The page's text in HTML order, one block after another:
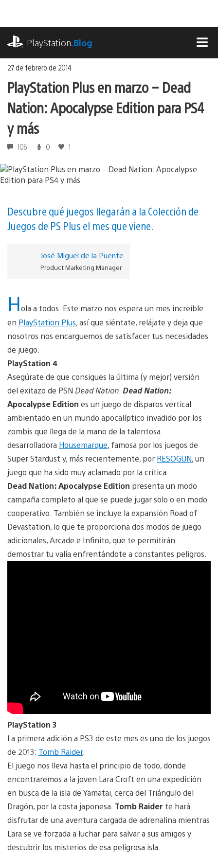
contenido
PlayStation.Blog
27 de febrero de 2014
PlayStation Plus en marzo – Dead
Nation: Apocalypse Edition para PS4
y más
106 0 1
Descubre qué juegos llegarán a la Colección de
Juegos de PS Plus el mes que viene.
José Miguel de la Puente
Product Marketing Manager
Hola a todos. Este marzo nos espera un mes increíble
en PlayStation Plus, así que siéntate, relájate y deja que
nosotros nos encarguemos de satisfacer tus necesidades
de juego.
PlayStation 4
Asegúrate de que consigues la última (y mejor) versión
del exitazo de PSN Dead Nation Dead Nation:
Apocalypse Edition es un juego de disparos vertical
ambientado en un mundo apocalíptico invadido por los
zombis que llega de la mano de la talentosa
desarrolladora Housemarque, famosa por los juegos de
Super Stardust y, más recientemente, por RESOGUN, un
juego que ha sido muy aclamado por la crítica.
Dead Nation: Apocalypse Edition presenta un modo
campaña completo al que se puede jugar solo o en modo
cooperativo. También se incluye la expansión Road of
Devastation, lo que te proporciona dos modos de juego
adicionales, Arcade e Infinito, que te permitirán
demostrar tu valía enfrentándote a constantes peligros.
PlayStation 3
La primera adición a PS3 de este mes es uno de los juegos
de 2013: Tomb Raider.
El juego nos lleva hasta el principio de todo, donde
encontraremos a la joven Lara Croft en una expedición
en busca de la isla de Yamatai, cerca del Triángulo del
Dragón, por la costa japonesa. Tomb Raider te hará
disfrutar de una aventura cargada de adrenalina mientras
Lara se ve forzada a luchar para salvar a sus amigos y
descubrir los misterios de esa peligrosa isla.